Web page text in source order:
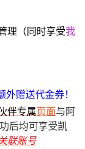
理（同时享受我
赠送代金券！
伴专属页面与阿
后均可享受凯
联账号